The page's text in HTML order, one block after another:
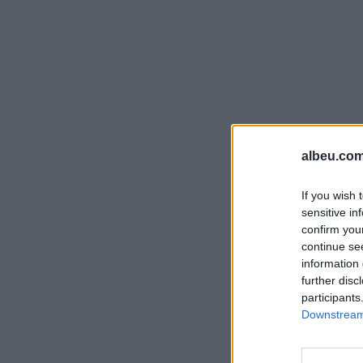
If you wish
sensitive
confirm
continue
information
further